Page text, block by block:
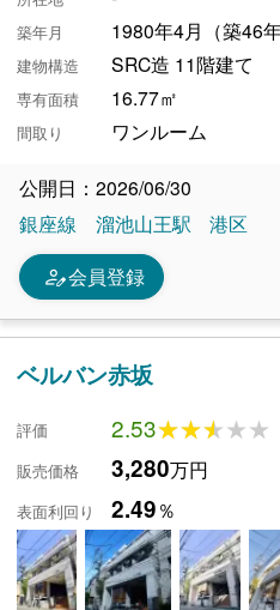
築年月 1980年4月（築46年
建物構造 SRC造 11階建て
専有面積 16.77㎡
間取り ワンルーム
公開日：2026/06/30
銀座線
溜池山王駅 港区
person_edit会員登録
ベルバン赤坂
評価 2.53★★★★★
★★★★★
販売価格 3,280万円
表面利回り 2.49％